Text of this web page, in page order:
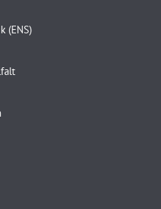
(ENS)